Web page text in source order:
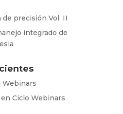
de precisión Vol. II
integrado de
Webinars
Ciclo Webinars